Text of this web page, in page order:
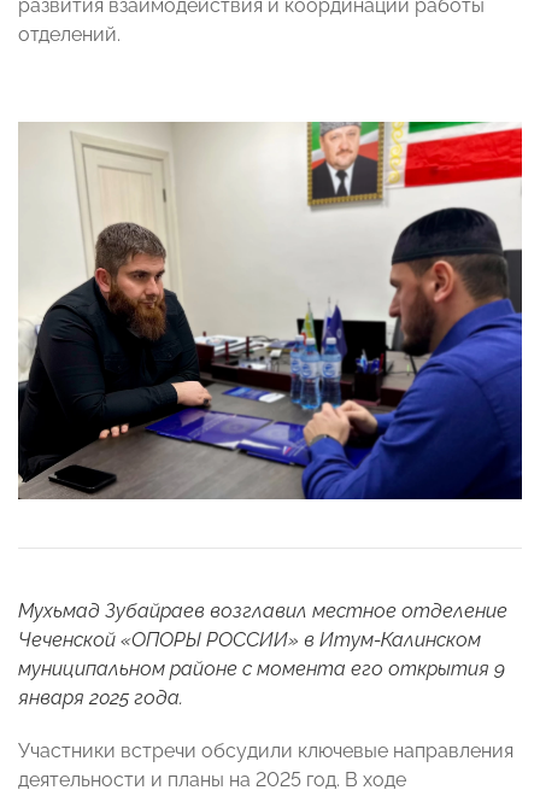
развития взаимодействия и координации работы
отделений.
Мухьмад Зубайраев возглавил местное отделение
Чеченской «ОПОРЫ РОССИИ» в Итум-Калинском
муниципальном районе с момента его открытия 9
января 2025 года.
Участники встречи обсудили ключевые направления
деятельности и планы на 2025 год. В ходе